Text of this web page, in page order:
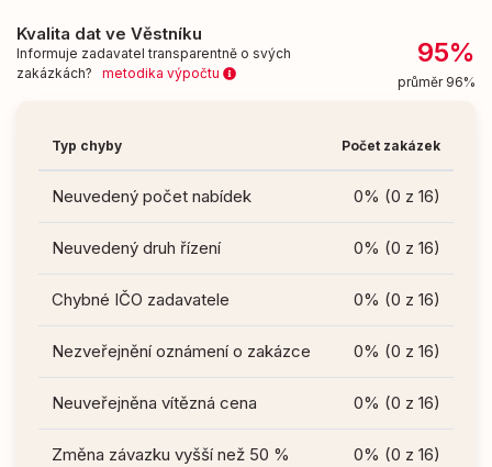
Kvalita dat ve Věstníku
Informuje zadavatel transparentně o svých
zakázkách? metodika výpočtu
95%
průměr 96%
Typ chyby Počet zakázek
Neuvedený počet nabídek 0% (0 z 16)
Neuvedený druh řízení 0% (0 z 16)
Chybné IČO zadavatele 0% (0 z 16)
Nezveřejnění oznámení o zakázce 0% (0 z 16)
Neuveřejněna vítězná cena 0% (0 z 16)
Změna závazku vyšší než 50 % 0% (0 z 16)